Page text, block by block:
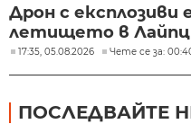
Дрон с експлозиви
летището в
17:35, 05.08.2026 Чете се за:
ПОСЛЕДВАЙТЕ